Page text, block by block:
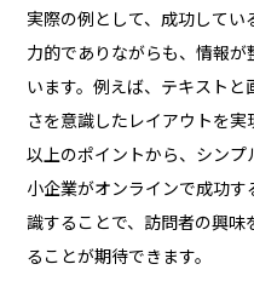
実際の例として、成功して
力的でありながらも、情報
います。例えば、テキスト
さを意識したレイアウトを実
以上のポイントから、シン
小企業がオンラインで成功
識することで、訪問者の興味
ることが期待できます。